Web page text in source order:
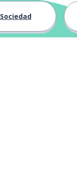
Sociedad